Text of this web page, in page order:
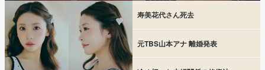
寿美花代さん死去
元TBS山本アナ 離婚発表